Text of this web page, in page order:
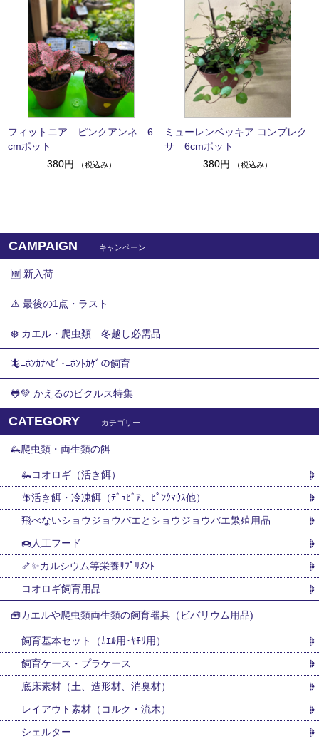
フィットニア ピンクアンネ 6
cmポット
380円
（税込み）
ミューレンベッキア コンプレク
サ 6cmポット
380円
（税込み）
CAMPAIGN キャンペーン
🆕 新入荷
⚠️ 最後の1点・ラスト
❄️ カエル・爬虫類 冬越し必需品
🦎ﾆﾎﾝｶﾅﾍﾋﾞ･ﾆﾎﾝﾄｶｹﾞの飼育
🐸💚 かえるのピクルス特集
CATEGORY カテゴリー
🦗爬虫類・両生類の餌
🦗コオロギ（活き餌）
🪰活き餌・冷凍餌（ﾃﾞｭﾋﾞｱ、ﾋﾟﾝｸﾏｳｽ他）
飛べないショウジョウバエとショウジョウバエ繁殖用品
🍩人工フード
🦴✨カルシウム等栄養ｻﾌﾟﾘﾒﾝﾄ
コオロギ飼育用品
🧰カエルや爬虫類両生類の飼育器具（ビバリウム用品)
飼育基本セット（ｶｴﾙ用･ﾔﾓﾘ用）
飼育ケース・プラケース
底床素材（土、造形材、消臭材）
レイアウト素材（コルク・流木）
シェルター